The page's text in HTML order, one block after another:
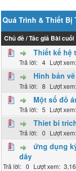
Quá Trình & Thiết Bị
Chủ đề/Tác giả Bài cuối
Thiết kế hệ
4
Hinh bản
8
Một số đồ
5
Thiet bi
0
ứng dụng
dây
0